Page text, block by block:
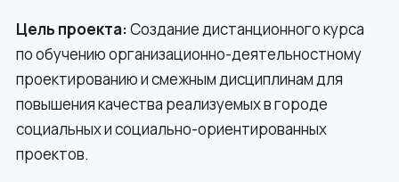
Цель проекта:Создание дистанционного курса
по обучению организационно-деятельностному
проектированию и смежным дисциплинам для
повышения качества реализуемых в городе
социальных и социально-ориентированных
проектов.